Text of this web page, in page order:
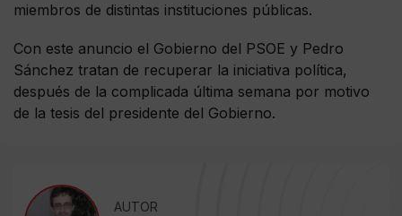
miembros de distintas instituciones públicas.
Con este anuncio el Gobierno del PSOE y Pedro
Sánchez tratan de recuperar la iniciativa política,
después de la complicada última semana por motivo
de la tesis del presidente del Gobierno.
AUTOR